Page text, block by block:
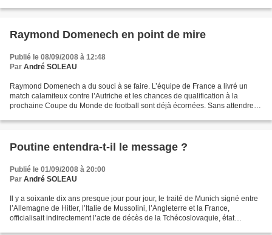
Raymond Domenech en point de mire
Publié le 08/09/2008 à 12:48
Par André SOLEAU
Raymond Domenech a du souci à se faire. L’équipe de France a livré un
match calamiteux contre l’Autriche et les chances de qualification à la
prochaine Coupe du Monde de football sont déjà écornées. Sans attendre le
Poutine entendra-t-il le message ?
Publié le 01/09/2008 à 20:00
Par André SOLEAU
Il y a soixante dix ans presque jour pour jour, le traité de Munich signé entre
l’Allemagne de Hitler, l’Italie de Mussolini, l’Angleterre et la France,
officialisait indirectement l’acte de décès de la Tchécoslovaquie, état